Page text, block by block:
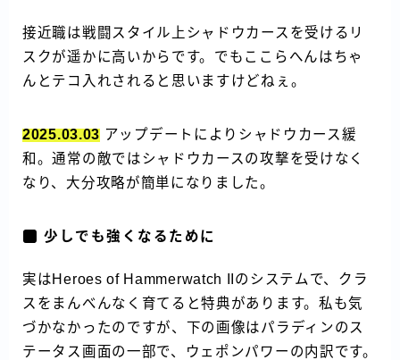
接近職は戦闘スタイル上シャドウカースを受けるリ
スクが遥かに高いからです。でもここらへんはちゃ
んとテコ入れされると思いますけどねぇ。
2025.03.03 アップデートによりシャドウカース緩
和。通常の敵ではシャドウカースの攻撃を受けなく
なり、大分攻略が簡単になりました。
少しでも強くなるために
実はHeroes of Hammerwatch IIのシステムで、クラ
スをまんべんなく育てると特典があります。私も気
づかなかったのですが、下の画像はパラディンのス
テータス画面の一部で、ウェポンパワーの内訳です。